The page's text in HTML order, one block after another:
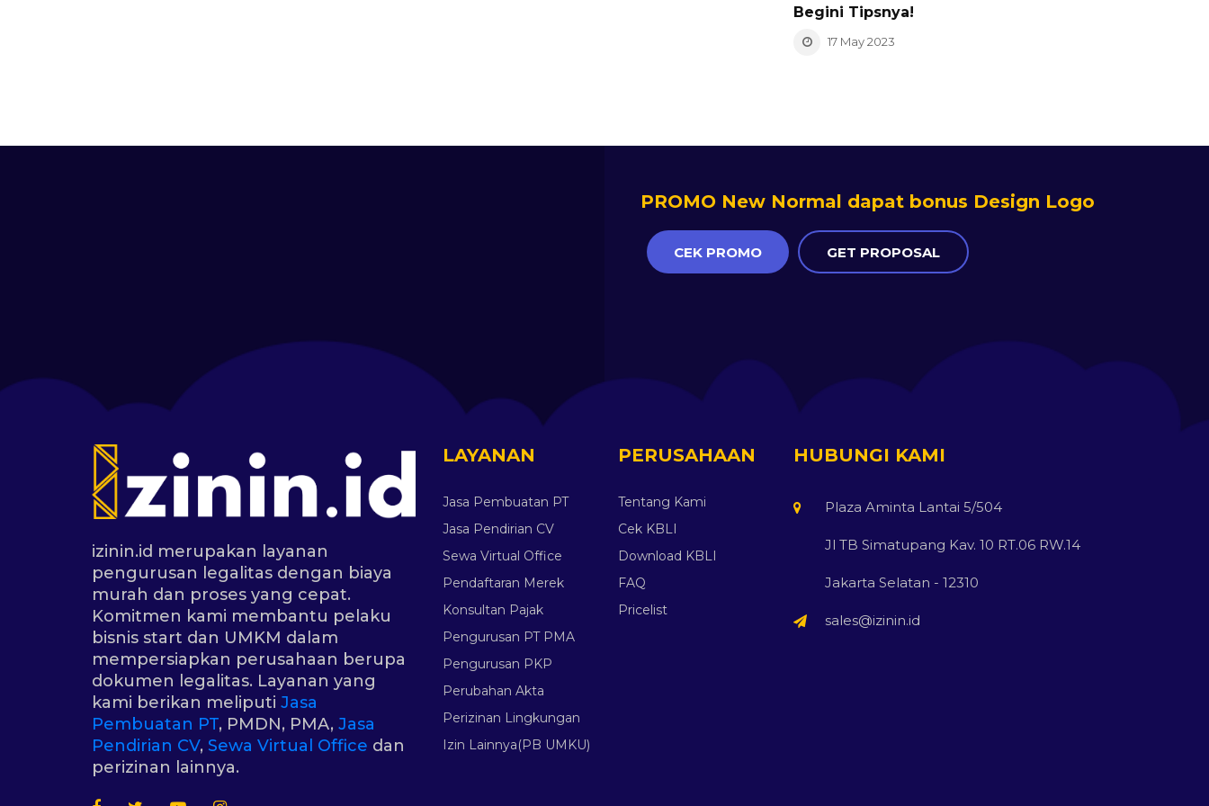
Begini Tipsnya!
17 May 2023
PROMO New Normal dapat bonus Design Logo
CEK PROMO GET PROPOSAL
izinin.id merupakan layanan
pengurusan legalitas dengan biaya
murah dan proses yang cepat.
Komitmen kami membantu pelaku
bisnis start dan UMKM dalam
mempersiapkan perusahaan berupa
dokumen legalitas. Layanan yang
kami berikan meliputi Jasa
Pembuatan PT, PMDN, PMA, Jasa
Pendirian CV, Sewa Virtual Office dan
perizinan lainnya.
LAYANAN
Jasa Pembuatan PT
Jasa Pendirian CV
Sewa Virtual Office
Pendaftaran Merek
Konsultan Pajak
Pengurusan PT PMA
Pengurusan PKP
Perubahan Akta
Perizinan Lingkungan
Izin Lainnya(PB UMKU)
PERUSAHAAN
Tentang Kami
Cek KBLI
Download KBLI
FAQ
Pricelist
HUBUNGI KAMI
Plaza Aminta Lantai 5/504
Jl TB Simatupang Kav. 10 RT.06 RW.14
Jakarta Selatan - 12310
sales@izinin.id